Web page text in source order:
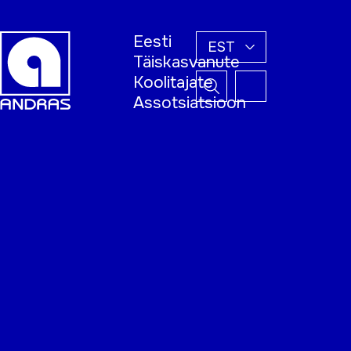
Eesti
Täiskasvanute
Koolitajate
Assotsiatsioon
EST